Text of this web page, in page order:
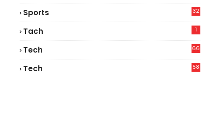
Sports 32
Tach 1
Tech
66
Tech
58